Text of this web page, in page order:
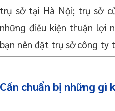
trụ sở tại Hà Nội; trụ sở
những điều kiện thuận lợi
bạn nên đặt trụ sở công ty
Cần chuẩn bị những gì